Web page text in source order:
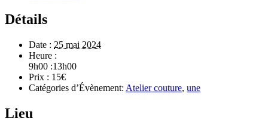
Détails
Date : 25 mai 2024
Heure :
9h00 :13h00
Prix : 15€
Catégories d’Évènement: Atelier couture, une
Lieu